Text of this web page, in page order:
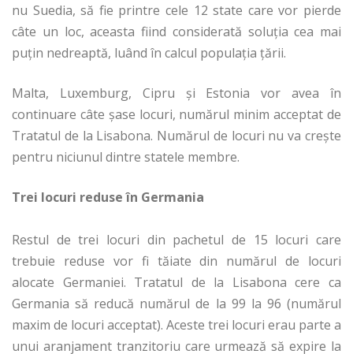
nu Suedia, să fie printre cele 12 state care vor pierde
câte un loc, aceasta fiind considerată soluția cea mai
puțin nedreaptă, luând în calcul populația țării.
Malta, Luxemburg, Cipru și Estonia vor avea în
continuare câte șase locuri, numărul minim acceptat de
Tratatul de la Lisabona. Numărul de locuri nu va crește
pentru niciunul dintre statele membre.
Trei locuri reduse în Germania
Restul de trei locuri din pachetul de 15 locuri care
trebuie reduse vor fi tăiate din numărul de locuri
alocate Germaniei. Tratatul de la Lisabona cere ca
Germania să reducă numărul de la 99 la 96 (numărul
maxim de locuri acceptat). Aceste trei locuri erau parte a
unui aranjament tranzitoriu care urmează să expire la